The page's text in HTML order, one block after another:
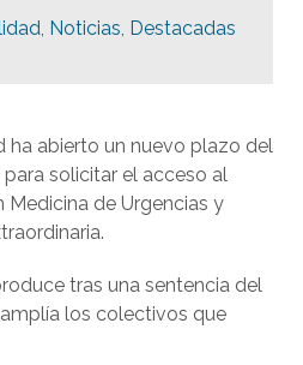
, Noticias, Destacadas
ha abierto un nuevo plazo del
solicitar el acceso al
de Urgencias y
tras una sentencia del
los colectivos que